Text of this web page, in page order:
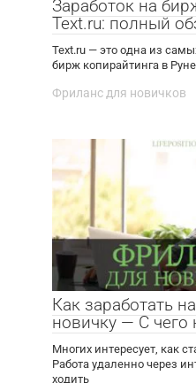
Заработок на
Text.ru: полный
Text.ru — это одна из
бирж копирайтинга в
Фриланс для новичков
Как заработать
новичку — С чего
Многих интересует, как
Работа удаленно через
ходить